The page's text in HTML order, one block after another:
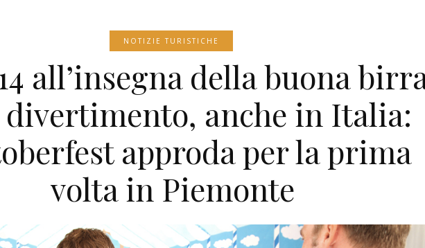
NOTIZIE TURISTICHE
all’insegna della buona
divertimento, anche in Italia:
approda per la prima
volta in Piemonte